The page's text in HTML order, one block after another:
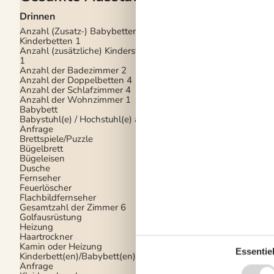
Drinnen
Anzahl (Zusatz-) Babybetten /
Kinderbetten 1
Anzahl (zusätzliche) Kinderstühle
1
Anzahl der Badezimmer 2
Anzahl der Doppelbetten 4
Anzahl der Schlafzimmer 4
Anzahl der Wohnzimmer 1
Babybett
Babystuhl(e) / Hochstuhl(e) auf
Anfrage
Brettspiele/Puzzle
Bügelbrett
Bügeleisen
Dusche
Fernseher
Feuerlöscher
Flachbildfernseher
Gesamtzahl der Zimmer 6
Golfausrüstung
Heizung
Haartrockner
Kamin oder Heizung
Kinderbett(en)/Babybett(en) auf
Anfrage
Eingezäunter Bereich